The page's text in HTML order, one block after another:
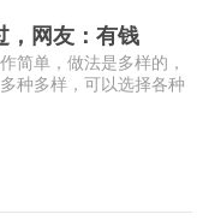
，网友：有钱
简单，做法是多样的，
种多样，可以选择各种